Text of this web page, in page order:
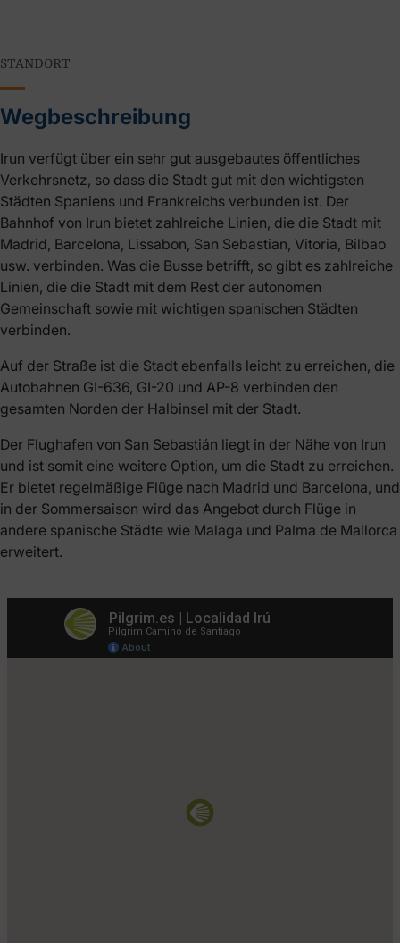
STANDORT
Wegbeschreibung
Irun verfügt über ein sehr gut ausgebautes öffentliches
Verkehrsnetz, so dass die Stadt gut mit den wichtigsten
Städten Spaniens und Frankreichs verbunden ist. Der
Bahnhof von Irun bietet zahlreiche Linien, die die Stadt mit
Madrid, Barcelona, Lissabon, San Sebastian, Vitoria, Bilbao
usw. verbinden. Was die Busse betrifft, so gibt es zahlreiche
Linien, die die Stadt mit dem Rest der autonomen
Gemeinschaft sowie mit wichtigen spanischen Städten
verbinden.
Auf der Straße ist die Stadt ebenfalls leicht zu erreichen, die
Autobahnen GI-636, GI-20 und AP-8 verbinden den
gesamten Norden der Halbinsel mit der Stadt.
Der Flughafen von San Sebastián liegt in der Nähe von Irun
und ist somit eine weitere Option, um die Stadt zu erreichen.
Er bietet regelmäßige Flüge nach Madrid und Barcelona, und
in der Sommersaison wird das Angebot durch Flüge in
andere spanische Städte wie Malaga und Palma de Mallorca
erweitert.